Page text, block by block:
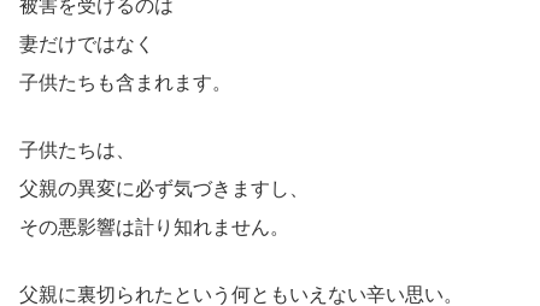
被害を受けるのは
妻だけではなく
子供たちも含まれます。
子供たちは、
父親の異変に必ず気づきますし、
その悪影響は計り知れません。
父親に裏切られたという何ともいえない辛い思い。